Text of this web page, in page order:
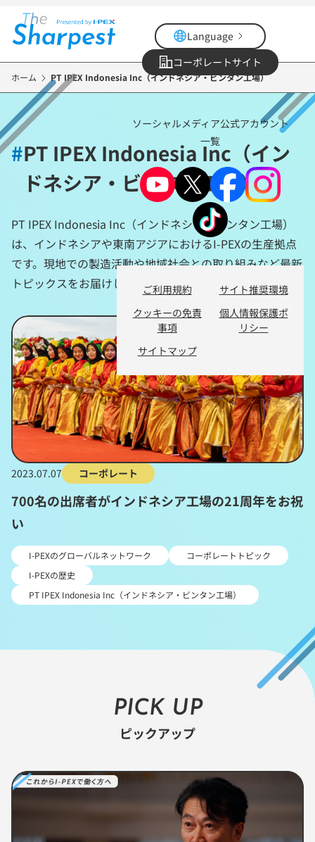
コ
テ
ツ
に
Language
コーポレートサイト
ソーシャルメディア公式アカウント
一覧
ご利用規約
サイト推奨環境
クッキーの免責
事項
個人情報保護ポ
リシー
サイトマップ
ホーム PT IPEX Indonesia Inc（インドネシア・ビンタン工場）
#PT IPEX Indonesia Inc（イン
ドネシア・ビンタン工場）
PT IPEX Indonesia Inc（インドネシア・ビンタン工場）
は、インドネシアや東南アジアにおけるI-PEXの生産拠点
です。現地での製造活動や地域社会との取り組みなど最新
トピックスをお届けします。
2023.07.07 コーポレート
700名の出席者がインドネシア工場の21周年をお祝
い
I-PEXのグローバルネットワーク
コーポレートトピック
I-PEXの歴史
PT IPEX Indonesia Inc（インドネシア・ビンタン工場）
PICK UP
ピックアップ